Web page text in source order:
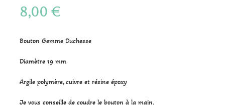
8,00 €
Bouton Gemme Duchesse
Diamètre 19 mm
Argile polymère, cuivre et résine époxy
Je vous conseille de coudre le bouton à la main.